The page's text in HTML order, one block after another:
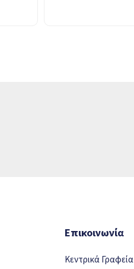
Επικοινωνία
Κεντρικά Γραφεία